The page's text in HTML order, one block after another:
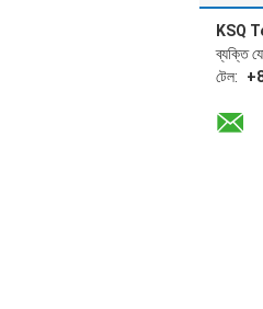
KSQ
ব্যক্তি
টেল: